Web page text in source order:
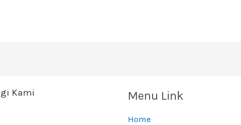
Kami Menu Link
Home